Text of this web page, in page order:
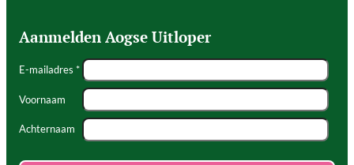
Aanmelden Aogse Uitloper
E-mailadres *
Voornaam
Achternaam